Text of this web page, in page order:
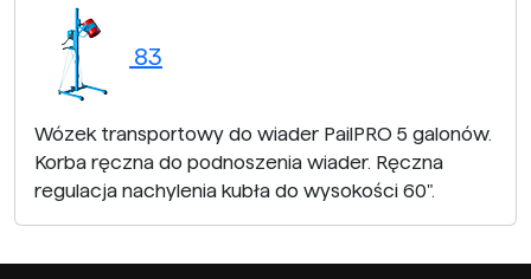
83
Wózek transportowy do wiader PailPRO 5 galonów.
Korba ręczna do podnoszenia wiader. Ręczna
regulacja nachylenia kubła do wysokości 60".